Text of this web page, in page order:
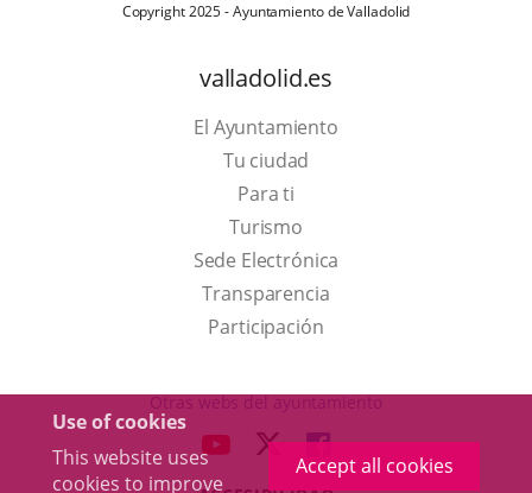
Use of cookies
This website uses
cookies to improve
Accept all cookies
Copyright 2025 - Ayuntamiento de Valladolid
valladolid.es
El Ayuntamiento
Tu ciudad
Para ti
TurismoThis
link
will
open
a
up
Sede Electrónica
Transparencia
Participación
Otras webs del ayuntamiento
LINK LINK
TO
LINK
TO